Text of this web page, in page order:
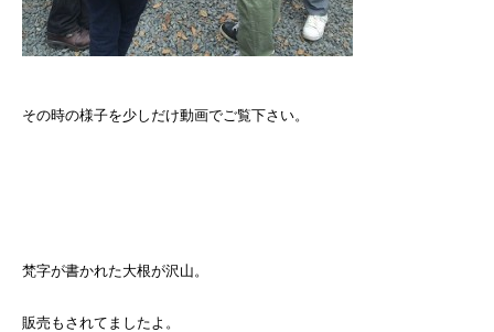
その時の様子を少しだけ動画でご覧下さい。
梵字が書かれた大根が沢山。
販売もされてましたよ。